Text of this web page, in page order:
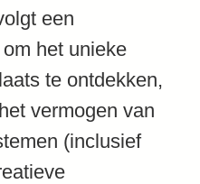
een
het unieke
te ontdekken,
vermogen van
(inclusief